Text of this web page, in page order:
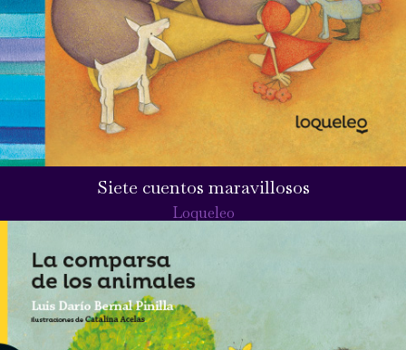
Siete cuentos maravillosos
Loqueleo